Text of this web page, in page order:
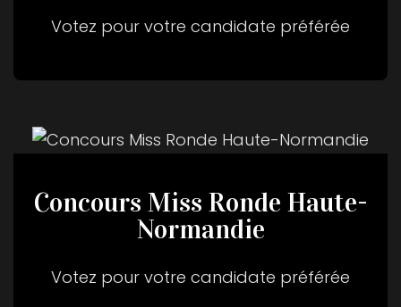
Votez pour votre candidate préférée
Concours Miss Ronde Haute-
Normandie
Votez pour votre candidate préférée